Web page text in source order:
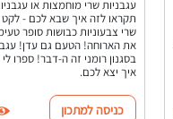
עגבניות שרי מוחמצות או
תקראו לזה איך שבא לכם - לקט
שרי צבעוניות כבושות סופר
את הארוחה! הטעם גם עדן!
בסגנון רומני זה ה-דבר! ספרו
איך יצא לכם.
כניסה למתכון